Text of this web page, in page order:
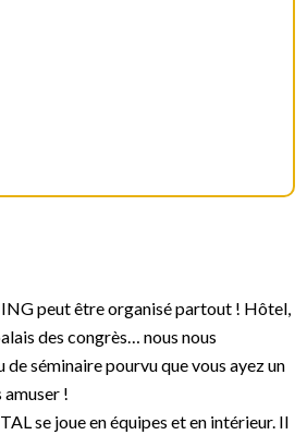
peut être organisé partout ! Hôtel,
des congrès… nous nous
séminaire pourvu que vous ayez un
amuser !
se joue en équipes et en intérieur. Il